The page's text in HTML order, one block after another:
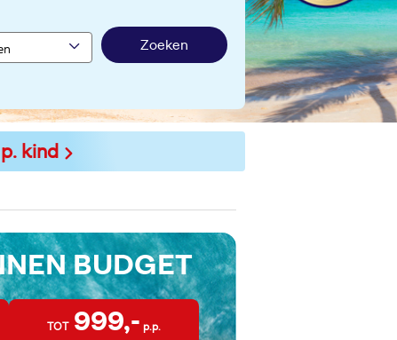
Zoeken
kind
BUDGET
TOT 999,- p.p.